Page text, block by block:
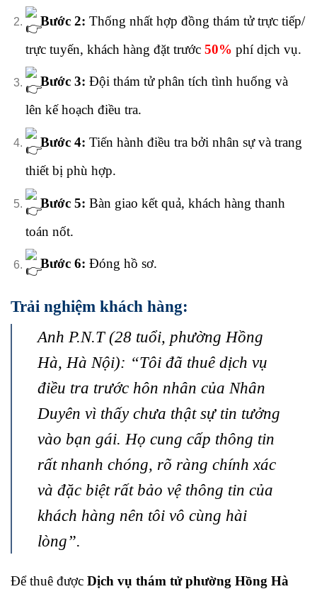
Bước 2: Thống nhất hợp đồng thám tử trực tiếp/
trực tuyến, khách hàng đặt trước 50% phí dịch vụ.
Bước 3: Đội thám tử phân tích tình huống và
lên kế hoạch điều tra.
Bước 4: Tiến hành điều tra bởi nhân sự và trang
thiết bị phù hợp.
Bước 5: Bàn giao kết quả, khách hàng thanh
toán nốt.
Bước 6: Đóng hồ sơ.
Trải nghiệm khách hàng:
Anh P.N.T (28 tuổi, phường Hồng
Hà, Hà Nội): “Tôi đã thuê dịch vụ
điều tra trước hôn nhân của Nhân
Duyên vì thấy chưa thật sự tin tưởng
vào bạn gái. Họ cung cấp thông tin
rất nhanh chóng, rõ ràng chính xác
và đặc biệt rất bảo vệ thông tin của
khách hàng nên tôi vô cùng hài
lòng”.
Để thuê được Dịch vụ thám tử phường Hồng Hà